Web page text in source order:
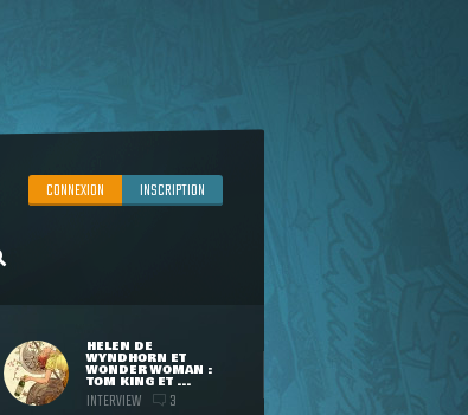
CONNEXION INSCRIPTION
HELEN DE
WYNDHORN ET
WONDER WOMAN :
TOM KING ET ...
INTERVIEW 3